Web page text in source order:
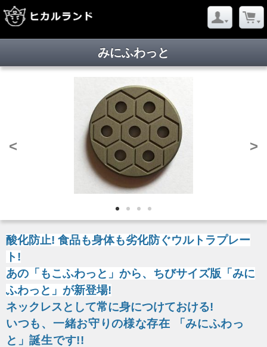
みにふわっと
< >
酸化防止! 食品も身体も劣化防ぐウルトラプレー
ト!
あの「もこふわっと」から、ちびサイズ版「みに
ふわっと」が新登場!
ネックレスとして常に身につけておける!
いつも、一緒お守りの様な存在 「みにふわっ
と」誕生です!!